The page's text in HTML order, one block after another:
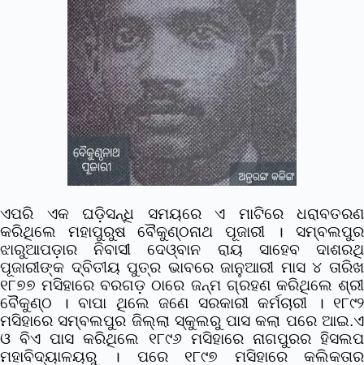
ଏପରି ଏକ ଘଡ଼ିସନ୍ଧି ସମୟରେ ଏ ମାଟିରେ ଧରାବତରଣ
କରିଥିଲେ ମହାପୁରୁଷ ବୈକୁଣ୍ଠନାଥ ପୂଜାରୀ । ସମ୍ବଲପୁର
ଝାରୁଆପଡ଼ାର ନିବାସୀ ଦେଓ୍ବାନ ରାୟ ସାହେବ ଦାଶରଥି
ପୂଜାରୀଙ୍କ ଦ୍ବିତୀୟ ପୁତ୍ର ଭାବରେ ଜାନୁଆରୀ ମାସ ୪ ତାରିଖ
୧୮୭୭ ମସିହାରେ ବରଗଡ଼ ଠାରେ ଜନ୍ମ ଗ୍ରହଣ କରିଥିଲେ ଶ୍ରୀ
ବୈକୁଣ୍ଠ । ବାପା ଥିଲେ ଜଣେ ସରକାରୀ କର୍ମଚାରୀ । ୧୮୯୨
ମସିହାରେ ସମ୍ବଲପୁର ଜିଲ୍ଲା ସ୍କୁଲରୁ ପାସ କଲା ପରେ ଆଇ.ଏ
ଓ ବିଏ ପାସ କରିଥିଲେ ୧୮୯୬ ମସିହାରେ ନାଗପୁରର ହିସଲପ
ମହାବିଦ୍ୟାଳୟରୁ । ପରେ ୧୮୯୭ ମସିହାରେ କଲିକତାର